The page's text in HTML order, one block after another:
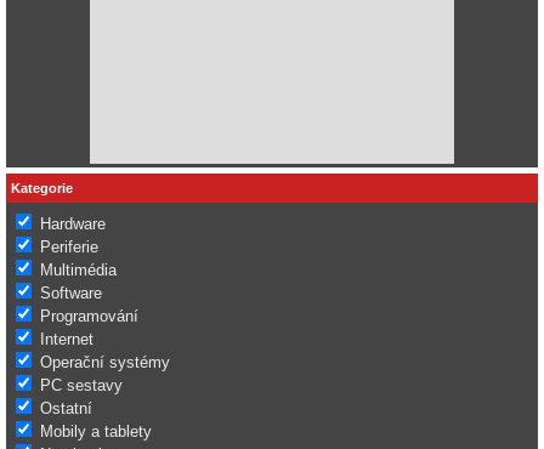
Kategorie
Hardware
Periferie
Multimédia
Software
Programování
Internet
Operační systémy
PC sestavy
Ostatní
Mobily a tablety